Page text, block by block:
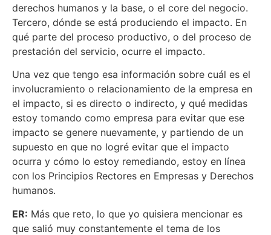
derechos humanos y la base, o el core del negocio.
Tercero, dónde se está produciendo el impacto. En
qué parte del proceso productivo, o del proceso de
prestación del servicio, ocurre el impacto.
Una vez que tengo esa información sobre cuál es el
involucramiento o relacionamiento de la empresa en
el impacto, si es directo o indirecto, y qué medidas
estoy tomando como empresa para evitar que ese
impacto se genere nuevamente, y partiendo de un
supuesto en que no logré evitar que el impacto
ocurra y cómo lo estoy remediando, estoy en línea
con los Principios Rectores en Empresas y Derechos
humanos.
ER: Más que reto, lo que yo quisiera mencionar es
que salió muy constantemente el tema de los